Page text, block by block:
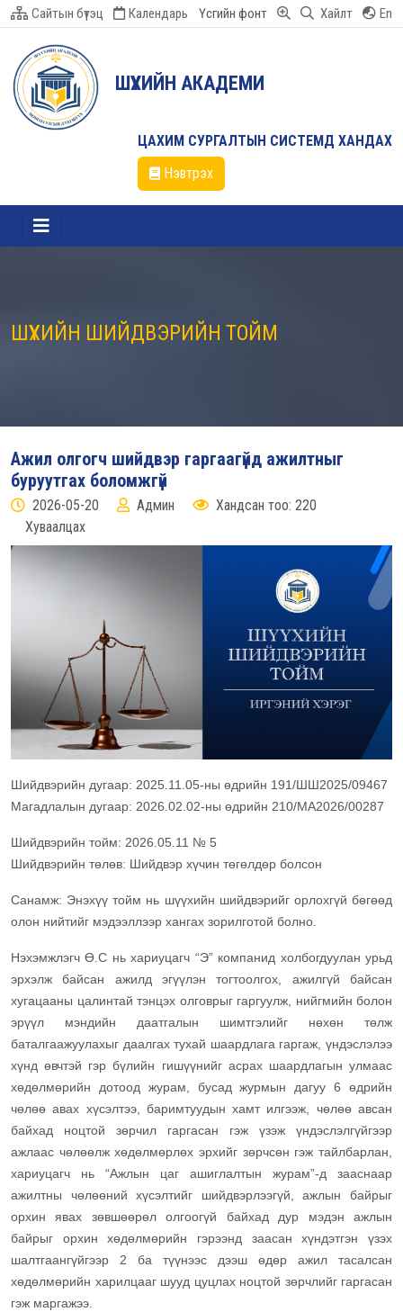
Сайтын бүтэц Календарь Үсгийн фонт Хайлт En
ШҮҮХИЙН АКАДЕМИ
ЦАХИМ СУРГАЛТЫН СИСТЕМД ХАНДАХ
Нэвтрэх
ШҮҮХИЙН ШИЙДВЭРИЙН ТОЙМ
Ажил олгогч шийдвэр гаргаагүйд ажилтныг
буруутгах боломжгүй
2026-05-20 Админ
Хандсан тоо: 220
Хуваалцах
Шийдвэрийн дугаар: 2025.11.05-ны өдрийн 191/ШШ2025/09467
Магадлалын дугаар: 2026.02.02-ны өдрийн 210/МА2026/00287
Шийдвэрийн тойм: 2026.05.11 № 5
Шийдвэрийн төлөв: Шийдвэр хүчин төгөлдөр болсон
Санамж: Энэхүү тойм нь шүүхийн шийдвэрийг орлохгүй бөгөөд
олон нийтийг мэдээллээр хангах зорилготой болно.
Нэхэмжлэгч Ө.С нь хариуцагч “Э” компанид холбогдуулан урьд
эрхэлж байсан ажилд эгүүлэн тогтоолгох, ажилгүй байсан
хугацааны цалинтай тэнцэх олговрыг гаргуулж, нийгмийн болон
эрүүл мэндийн даатгалын шимтгэлийг нөхөн төлж
баталгаажуулахыг даалгах тухай шаардлага гаргаж, үндэслэлээ
хүнд өвчтэй гэр бүлийн гишүүнийг асрах шаардлагын улмаас
хөдөлмөрийн дотоод журам, бусад журмын дагуу 6 өдрийн
чөлөө авах хүсэлтээ, баримтуудын хамт илгээж, чөлөө авсан
байхад ноцтой зөрчил гаргасан гэж үзэж үндэслэлгүйгээр
ажлаас чөлөөлж хөдөлмөрлөх эрхийг зөрчсөн гэж тайлбарлан,
хариуцагч нь “Ажлын цаг ашиглалтын журам”-д зааснаар
ажилтны чөлөөний хүсэлтийг шийдвэрлээгүй, ажлын байрыг
орхин явах зөвшөөрөл олгоогүй байхад дур мэдэн ажлын
байрыг орхин хөдөлмөрийн гэрээнд заасан хүндэтгэн үзэх
шалтгаангүйгээр 2 ба түүнээс дээш өдөр ажил тасалсан
хөдөлмөрийн харилцааг шууд цуцлах ноцтой зөрчлийг гаргасан
гэж маргажээ.